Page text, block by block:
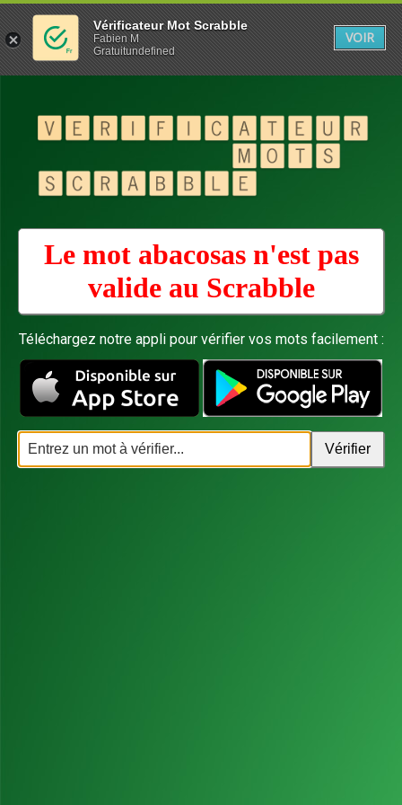
Le mot abacosas n'est pas
valide au Scrabble
Téléchargez notre appli pour vérifier vos mots facilement :
Vérificateur Mot Scrabble
Fabien M
Gratuitundefined
VOIR